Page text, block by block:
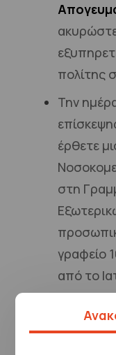
πολίτης
Την
έρθετε
στη
γραφείο
από το